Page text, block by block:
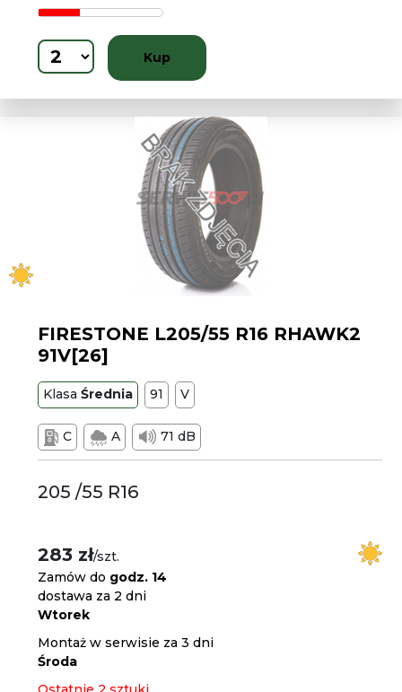
Kup
FIRESTONE L205/55 R16 RHAWK2
91V[26]
KlasaŚrednia 91 V
C A 71 dB
205 /55 R16
283 zł/szt.
Zamów do godz. 14
dostawa za 2 dni
Wtorek
Montaż w serwisie za 3 dni
Środa